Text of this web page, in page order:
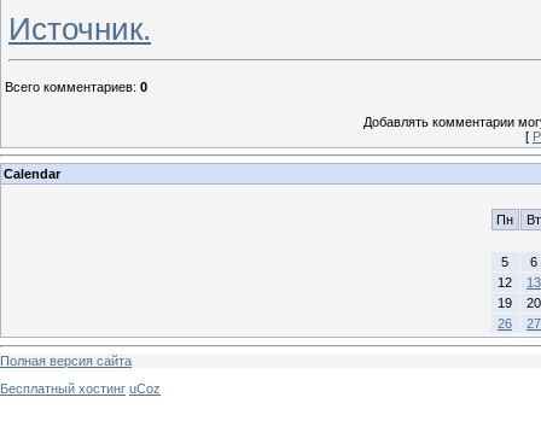
Источник.
Всего комментариев: 0
Добавлять комментарии
[
Calendar
Пн Вт
5
6
12
13
19
20
26
27
Полная версия сайта
Бесплатный хостинг uCoz